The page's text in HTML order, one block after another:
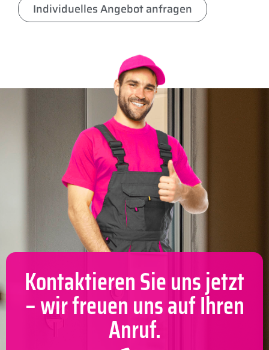
Individuelles Angebot anfragen
Kontaktieren Sie uns jetzt
– wir freuen uns auf Ihren
Anruf.